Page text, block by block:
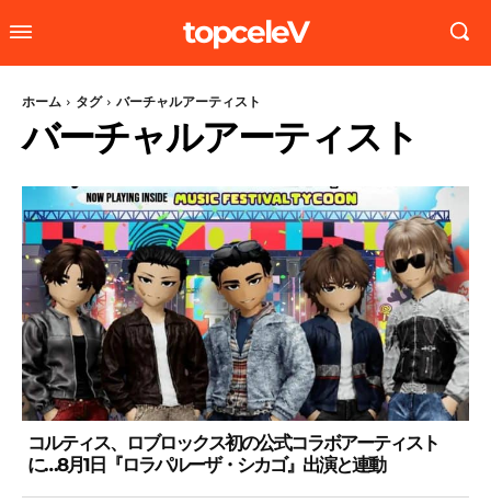
topceleV
ホーム タグ バーチャルアーティスト
バーチャルアーティスト
コルティス、ロブロックス初の公式コラボアーティスト
に…8月1日『ロラパルーザ・シカゴ』出演と連動